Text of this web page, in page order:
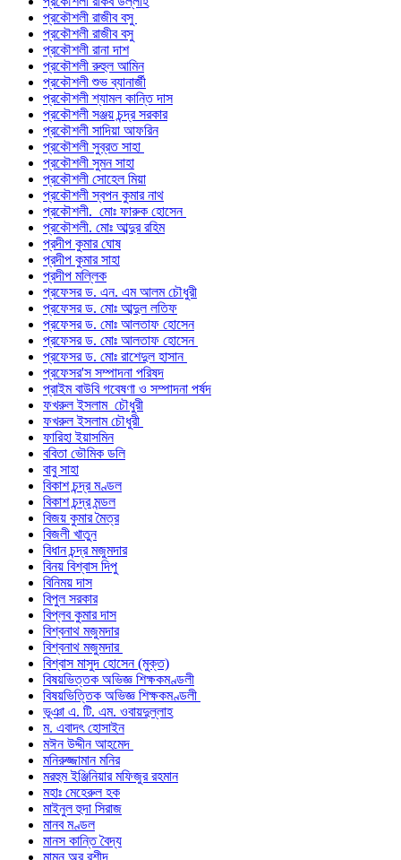
প্রকৌশলী রাজীব বসু
প্রকৌশলী রাজীব বসু
প্রকৌশলী রানা দাশ
প্রকৌশলী রুহুল আমিন
প্রকৌশলী শুভ ব্যানার্জী
প্রকৌশলী শ্যামল কান্তি দাস
প্রকৌশলী সঞ্জয় চন্দ্র সরকার
প্রকৌশলী সাদিয়া আফরিন
প্রকৌশলী সুব্রত সাহা
প্রকৌশলী সুমন সাহা
প্রকৌশলী সোহেল মিয়া
প্রকৌশলী স্বপন কুমার নাথ
প্রকৌশলী. মোঃ ফারুক হোসেন
প্রকৌশলী. মোঃ আব্দুর রহিম
প্রদীপ কুমার ঘোষ
প্রদীপ কুমার সাহা
প্রদীপ মল্লিক
প্রফেসর ড. এন. এম আলম চৌধুরী
প্রফেসর ড. মোঃ আব্দুল লতিফ
প্রফেসর ড. মোঃ আলতাফ হোসেন
প্রফেসর ড. মোঃ আলতাফ হোসেন
প্রফেসর ড. মোঃ রাশেদুল হাসান
প্রফেসর'স সম্পাদনা পরিষদ
প্রাইম বাউবি গবেষণা ও সম্পাদনা পর্ষদ
ফখরুল ইসলাম চৌধুরী
ফখরুল ইসলাম চৌধুরী
ফারিহা ইয়াসমিন
ববিতা ভৌমিক ডলি
বাবু সাহা
বিকাশ চন্দ্র মণ্ডল
বিকাশ চন্দ্র মন্ডল
বিজয় কুমার মৈত্র
বিজলী খাতুন
বিধান চন্দ্র মজুমদার
বিনয় বিশ্বাস দিপু
বিনিময় দাস
বিপুল সরকার
বিপ্লব কুমার দাস
বিশ্বনাথ মজুমদার
বিশ্বনাথ মজুমদার
বিশ্বাস মাসুদ হোসেন (মুক্ত)
বিষয়ভিত্তক অভিজ্ঞ শিক্ষকমণ্ডলী
বিষয়ভিত্তিক অভিজ্ঞ শিক্ষকমণ্ডলী
ভূঞা এ. টি. এম. ওবায়দুল্লাহ
ম. এবাদৎ হোসাইন
মঈন উদ্দীন আহমেদ
মনিরুজ্জামান মনির
মরহুম ইঞ্জিনিয়ার মফিজুর রহমান
মহাঃ মেহেরুল হক
মাইনুল হুদা সিরাজ
মানব মণ্ডল
মানস কান্তি বৈদ্য
মামুন অর রশীদ